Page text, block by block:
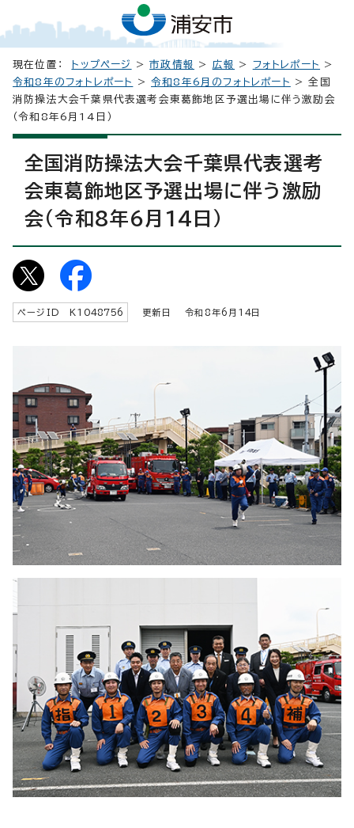
現在位置： トップページ >市政情報 > 広報 > フォトレポート
>
令和8年のフォトレポート
>令和8年6月のフォトレポート
> 全国
消防操法大会千葉県代表選考会東葛飾地区予選出場に伴う激励会
（令和8年6月14日）
全国消防操法大会千葉県代表選考
会東葛飾地区予選出場に伴う激励
会（令和8年6月14日）
ページID K 1048756 更新日 令和8年6月 14日